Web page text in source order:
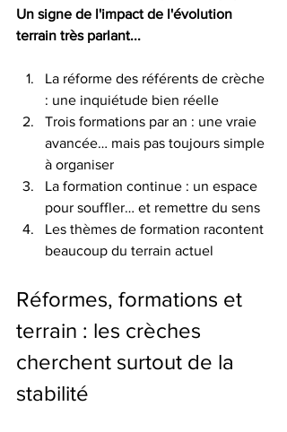
Un signe de l'impact de l'évolution
terrain très parlant...
La réforme des référents de crèche
: une inquiétude bien réelle
Trois formations par an : une vraie
avancée… mais pas toujours simple
à organiser
La formation continue : un espace
pour souffler… et remettre du sens
Les thèmes de formation racontent
beaucoup du terrain actuel
Réformes, formations et
terrain : les crèches
cherchent surtout de la
stabilité